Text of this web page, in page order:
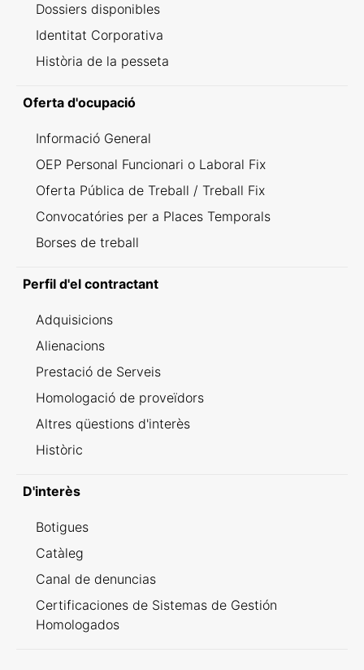
Dossiers disponibles
Identitat Corporativa
Història de la pesseta
Oferta d'ocupació
Informació General
OEP Personal Funcionari o Laboral Fix
Oferta Pública de Treball / Treball Fix
Convocatóries per a Places Temporals
Borses de treball
Perfil d'el contractant
Adquisicions
Alienacions
Prestació de Serveis
Homologació de proveïdors
Altres qüestions d'interès
Històric
D'interès
Botigues
Catàleg
Canal de denuncias
Certificaciones de Sistemas de Gestión
Homologados